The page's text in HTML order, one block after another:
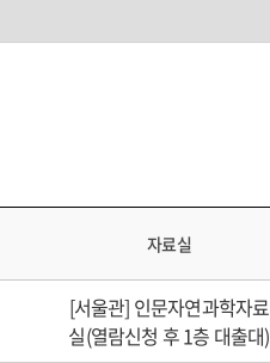
자료실
[서울관] 인문자연과학자료
실(열람신청 후 1층 대출대)